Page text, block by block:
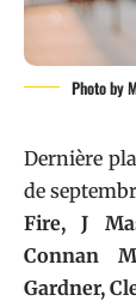
Photo by
Dernière
de
Fire, J
Connan
Gardner,